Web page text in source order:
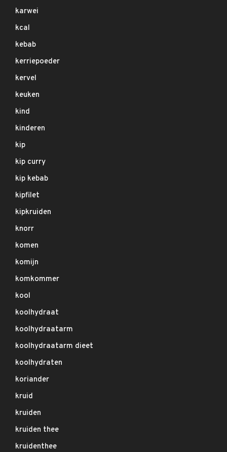
karwei
kcal
kebab
kerriepoeder
kervel
keuken
kind
kinderen
kip
kip curry
kip kebab
kipfilet
kipkruiden
knorr
komen
komijn
komkommer
kool
koolhydraat
koolhydraatarm
koolhydraatarm dieet
koolhydraten
koriander
kruid
kruiden
kruiden thee
kruidenthee